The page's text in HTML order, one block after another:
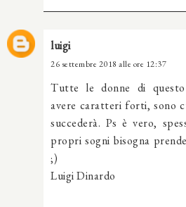
luigi
26 settembre 2018 alle ore 12:37
Tutte le donne di questo
avere caratteri forti, sono
succederà. Ps è vero,
propri sogni bisogna
;)
Luigi Dinardo